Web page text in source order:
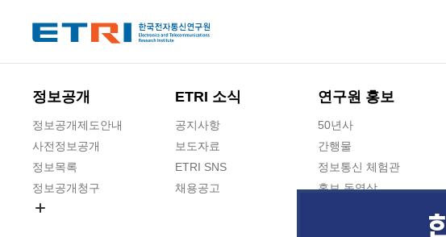
정보공개
정보공개제도안내
사전정보공개
정보목록
정보공개청구
ETRI 소식
공지사항
보도자료
ETRI SNS
채용공고
연구원 홍보
50년사
간행물
정보통신 체험관
홍보 동영상